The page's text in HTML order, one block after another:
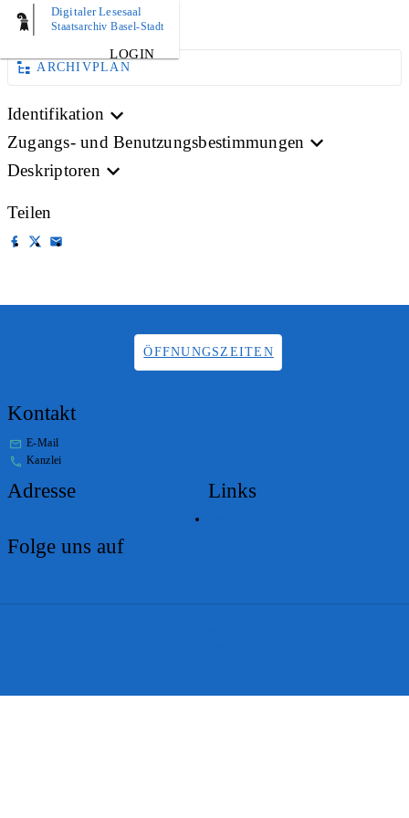
Digitaler Lesesaal
Staatsarchiv Basel-Stadt
LOGIN
AKTE
ARCHIVPLAN
Identifikation
Zugangs- und Benutzungsbestimmungen
Deskriptoren
Teilen
ÖFFNUNGSZEITEN
Kontakt
E-Mail
Kanzlei
Adresse Links
Folge uns auf